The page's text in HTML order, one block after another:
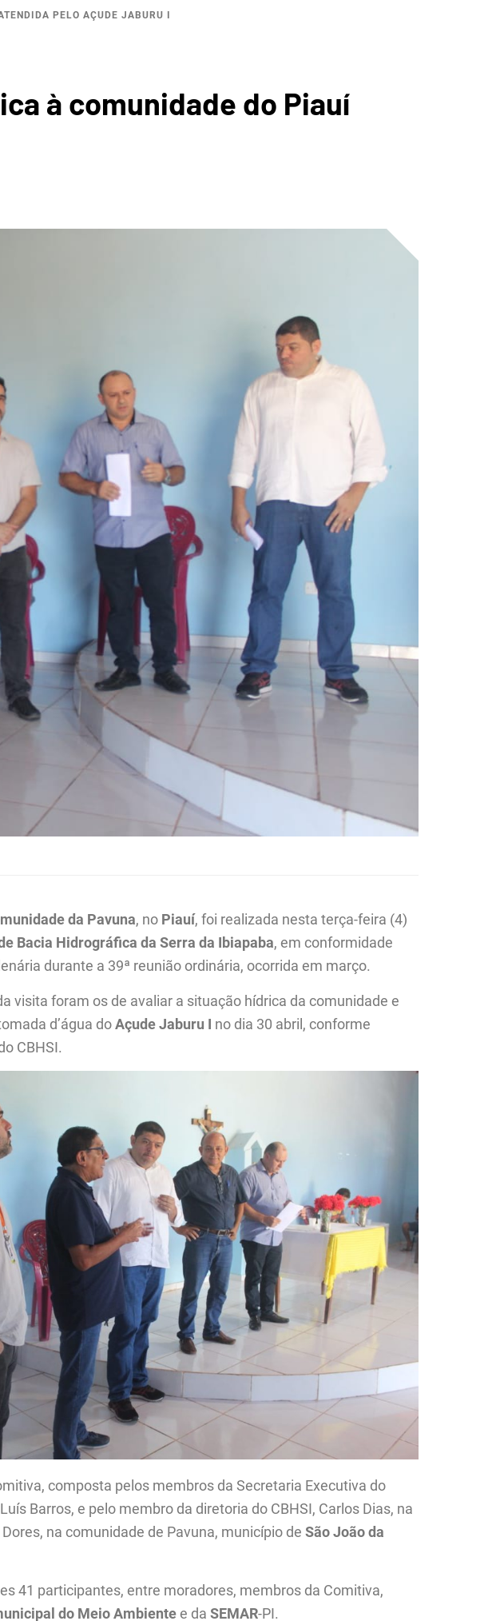
DA
PELO AÇUDE JABURU I
à comunidade do Piauí
da Pavuna, no Piauí, foi realizada nesta terça-feira (4)
Bacia Hidrográfica da Serra da Ibiapaba, em conformidade
durante a 39ª reunião ordinária, ocorrida em março.
visita foram os de avaliar a situação hídrica da comunidade e
d’água doAçude Jaburu I no dia 30 abril, conforme
CBHSI.
composta pelos membros da Secretaria Executiva do
Barros, e pelo membro da diretoria do CBHSI, Carlos Dias, na
na comunidade de Pavuna, município deSão João da
41 participantes, entre moradores, membros da Comitiva,
do Meio Ambiente e daSEMAR-PI.